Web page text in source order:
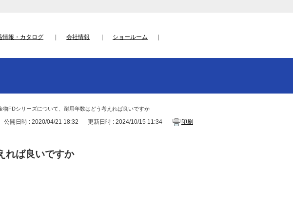
情報・カタログ 会社情報 ショールーム
物FDシリーズについて、耐用年数はどう考えれば良いですか
公開日時 : 2020/04/21 18:32 更新日時 : 2024/10/15 11:34 印刷
れば良いですか